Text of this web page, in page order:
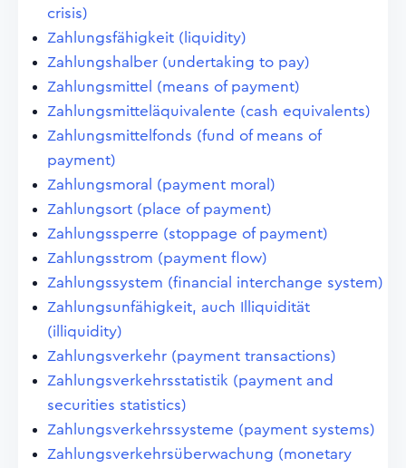
crisis)
Zahlungsfähigkeit (liquidity)
Zahlungshalber (undertaking to pay)
Zahlungsmittel (means of payment)
Zahlungsmitteläquivalente (cash equivalents)
Zahlungsmittelfonds (fund of means of
payment)
Zahlungsmoral (payment moral)
Zahlungsort (place of payment)
Zahlungssperre (stoppage of payment)
Zahlungsstrom (payment flow)
Zahlungssystem (financial interchange system)
Zahlungsunfähigkeit, auch Illiquidität
(illiquidity)
Zahlungsverkehr (payment transactions)
Zahlungsverkehrsstatistik (payment and
securities statistics)
Zahlungsverkehrssysteme (payment systems)
Zahlungsverkehrsüberwachung (monetary